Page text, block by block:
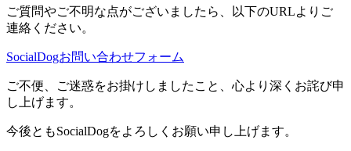
ご質問やご不明な点がございましたら、以下のURLよりご
連絡ください。
SocialDogお問い合わせフォーム
ご不便、ご迷惑をお掛けしましたこと、心より深くお詫び申
し上げます。
今後ともSocialDogをよろしくお願い申し上げます。